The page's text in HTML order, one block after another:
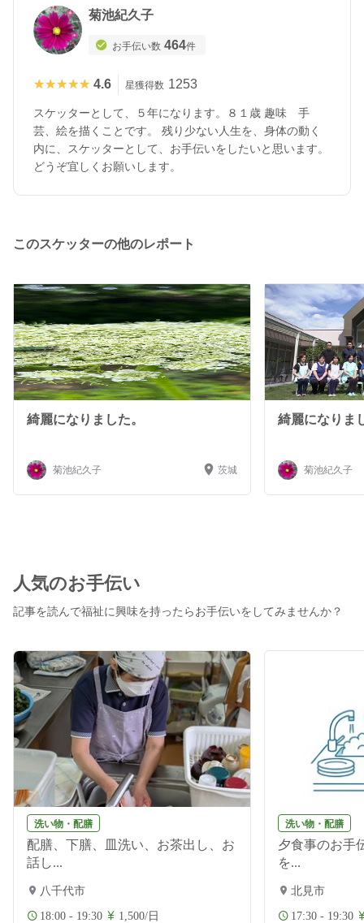
菊池紀久子
お手伝い数 464件
★★★★★
★★★★★ 4.6 星獲得数 1253
スケッターとして、５年になります。８１歳 趣味 手
芸、絵を描くことです。 残り少ない人生を、身体の動く
内に、スケッターとして、お手伝いをしたいと思います。
どうぞ宜しくお願いします。
このスケッターの他のレポート
綺麗になりました。
菊池紀久子 茨城
綺麗になりま
菊池紀久子
人気のお手伝い
記事を読んで福祉に興味を持ったらお手伝いをしてみませんか？
洗い物・配膳
配膳、下膳、皿洗い、お茶出し、お
話し...
八千代市
18:00 - 19:30 1,500/日
洗い物・配膳
夕食事のお手
を...
北見市
17:30 - 19:30